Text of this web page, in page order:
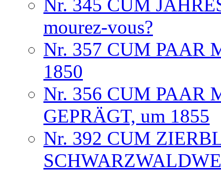
Nr. 345 CUM
mourez-vous?
Nr. 357 CUM PAAR
1850
Nr. 356 CUM PAAR
GEPRÄGT, um 1855
Nr. 392 CUM